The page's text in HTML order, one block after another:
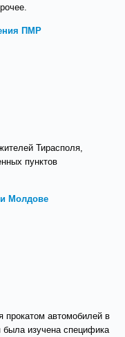
ПМР
Тирасполя,
пунктов
Молдове
прокатом автомобилей в
изучена специфика